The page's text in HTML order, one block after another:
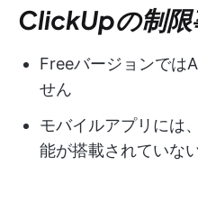
ClickUpの制限
Freeバージョンでは
せん
モバイルアプリには
能が搭載されていな